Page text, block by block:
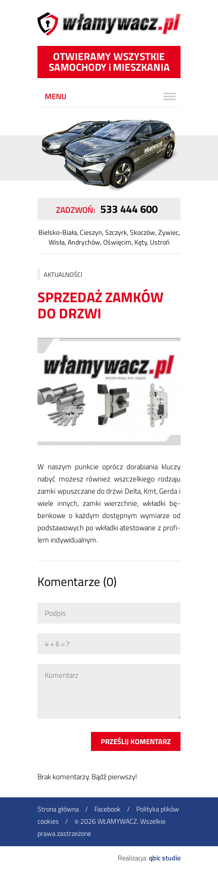
OTWIERAMY WSZYSTKIE
SAMOCHODYiMIESZKANIA
MENU
533 444 600
Bielsko-Biała, Cieszyn, Szczyrk, Skoczów, Żywiec,
Wisła, Andrychów, Oświęcim, Kęty, Ustroń
AKTUALNOŚCI
SPRZEDAŻ ZAMKÓW
DO DRZWI
W na­szym punk­cie oprócz do­ra­bia­nia klu­czy
na­być mo­żesz rów­nież wsz­czel­kie­go ro­dza­ju
zam­ki wpusz­cza­ne do drzwi Del­ta, Kmt, Ger­da i
wie­le in­nych, zam­ki wierzch­nie, wkład­ki bę­
ben­ko­we o każ­dym do­stęp­nym wy­mia­rze od
pod­sta­wo­wych po wkład­ki ate­sto­wa­ne z pro­fi­
lem in­dy­wi­du­al­nym.
Komentarze (0)
Brak ko­men­ta­rzy. Bądź pierw­szy!
Strona główna / Facebook /
Polityka plików
cookies
/ ©2026 WŁAMYWACZ. Wszelkie
prawa zastrzeżone
Realizacja:qbic studio